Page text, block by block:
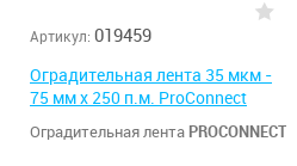
Артикул: 019459
Оградительная лента 35 мкм -
75 мм х 250 п.м. ProConnect
Оградительная лента PROCONNECT